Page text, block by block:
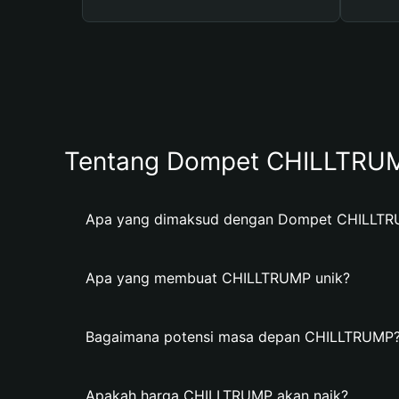
Tentang Dompet
Apa yang dimaksud dengan Dompet
Apa yang membuat CHILLTRUMP unik?
Bagaimana potensi masa depan
Apakah harga CHILLTRUMP akan naik?